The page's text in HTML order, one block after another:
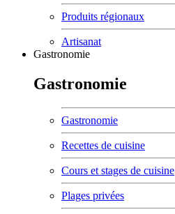
Produits régionaux
Artisanat
Gastronomie
Gastronomie
Gastronomie
Recettes de cuisine
Cours et stages de cuisine
Plages privées